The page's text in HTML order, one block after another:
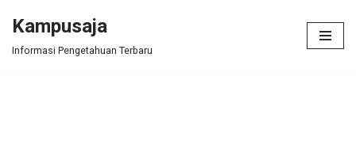
Skip
Kampusaja
Informasi Pengetahuan Terbaru